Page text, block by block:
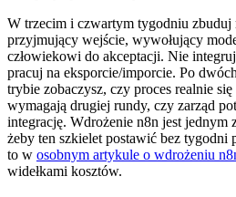
W trzecim i czwartym tygodniu zbuduj
przyjmujący wejście, wywołujący
człowiekowi do akceptacji. Nie
pracuj na eksporcie/imporcie. Po
trybie zobaczysz, czy proces realnie
wymagają drugiej rundy, czy zarząd
integrację. Wdrożenie n8n jest jednym
żeby ten szkielet postawić bez tygodni
to w osobnym artykule o wdrożeniu
widełkami kosztów.